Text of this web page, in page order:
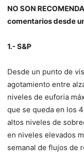
NO SON
comentarios desde
1.- S&P
Desde un punto de
agotamiento entre
niveles de euforia
que se queda en los
altos niveles de
en niveles elevados
semanal de flujos de